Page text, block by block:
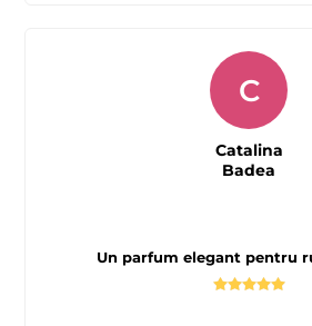
Un parfum elegant pentru
C
Catalina
Badea